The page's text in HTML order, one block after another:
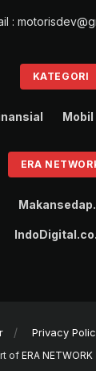
:
KATEGORI
Mobil
ERA
Privacy
of ERA NETWORK